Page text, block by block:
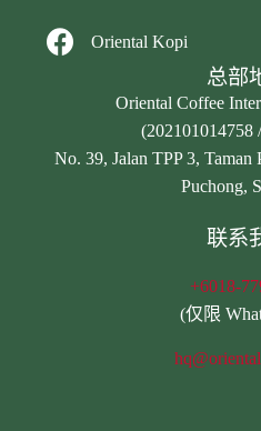
Oriental Kopi
总部
Oriental Coffee
(202101014758
No. 39, Jalan TPP 3, Taman
Puchong,
联系
+6018-
(仅限